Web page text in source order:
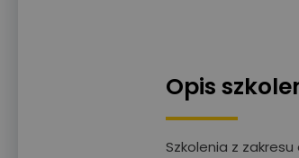
Opis
Szkolenia z